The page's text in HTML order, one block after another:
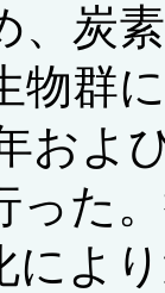
、炭
物群
およ
った
によ